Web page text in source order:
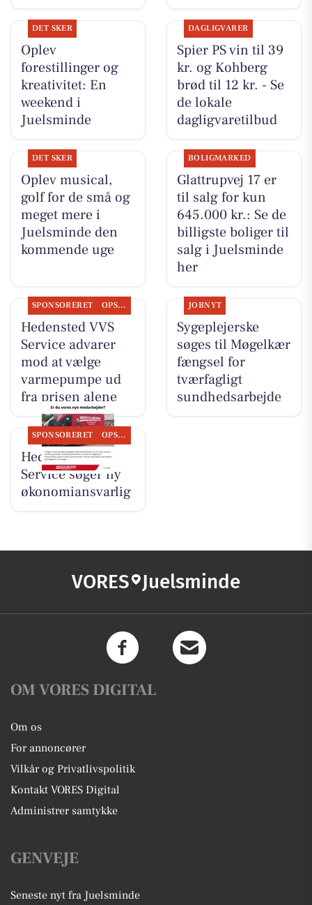
DET SKER
Oplev
forestillinger og
kreativitet: En
weekend i
Juelsminde
DAGLIGVARER
Spier PS vin til 39
kr. og Kohberg
brød til 12 kr. - Se
de lokale
dagligvaretilbud
DET SKER
Oplev musical,
golf for de små og
meget mere i
Juelsminde den
kommende uge
BOLIGMARKED
Glattrupvej 17 er
til salg for kun
645.000 kr.: Se de
billigste boliger til
salg i Juelsminde
her
SPONSORERET OPSLAGSTAVLEN
Hedensted VVS
Service advarer
mod at vælge
varmepumpe ud
fra prisen alene
JOBNYT
Sygeplejerske
søges til Møgelkær
fængsel for
tværfagligt
sundhedsarbejde
SPONSORERET OPSLAGSTAVLEN
Hedensted VVS
Service søger ny
økonomiansvarlig
VORES Juelsminde
OM VORES DIGITAL
Om os
For annoncører
Vilkår og Privatlivspolitik
Kontakt VORES Digital
Administrer samtykke
GENVEJE
Seneste nyt fra Juelsminde